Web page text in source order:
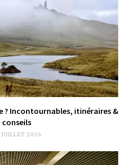
? Incontournables, itinéraires &
conseils
2026